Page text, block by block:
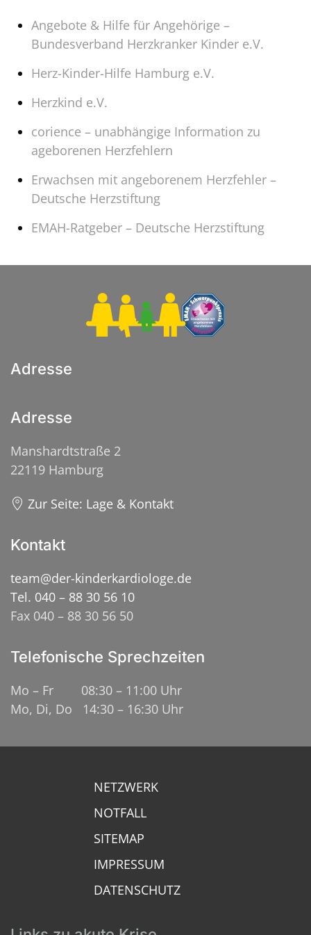
Angebote & Hilfe für Angehörige –
Bundesverband Herzkranker Kinder e.V.
Herz-Kinder-Hilfe Hamburg e.V.
Herzkind e.V.
corience – unabhängige Information zu
ageborenen Herzfehlern
Erwachsen mit angeborenem Herzfehler –
Deutsche Herzstiftung
EMAH-Ratgeber – Deutsche Herzstiftung
Adresse
Adresse
Manshardtstraße 2
22119 Hamburg
Zur Seite: Lage & Kontakt
Kontakt
team@der-kinderkardiologe.de
Tel. 040 – 88 30 56 10
Fax 040 – 88 30 56 50
Telefonische Sprechzeiten
Mo – Fr 08:30 – 11:00 Uhr
Mo, Di, Do 14:30 – 16:30 Uhr
NETZWERK
NOTFALL
SITEMAP
IMPRESSUM
DATENSCHUTZ